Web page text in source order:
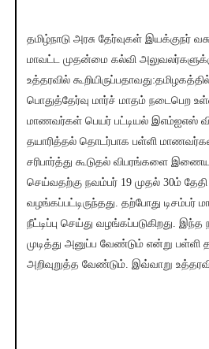
தமிழ்நாடு அரசு தேர்வுகள் இயக்குநர்
மாவட்ட முதன்மை கல்வி
உத்தரவில்
பொதுத்தேர்வு மார்ச் மாதம் நடைபெற
மாணவர்கள் பெயர் பட்டியல் இஎம்ஐஎஸ்
தயாரித்தல் தொடர்பாக பள்ளி
சரிபார்த்து கூடுதல் விபரங்களை
செய்வதற்கு நவம்பர் 19 முதல் 30ம்
வழங்கப்பட்டிருந்தது. தற்போது டிசம்பர்
நீட்டிப்பு செய்து வழங்கப்படுகிறது.
முடித்து அனுப்ப வேண்டும் என்று பள்ளி
அறிவுறுத்த வேண்டும். இவ்வாறு